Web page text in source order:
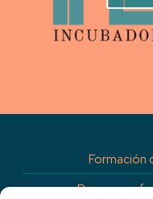
Formación
Programas